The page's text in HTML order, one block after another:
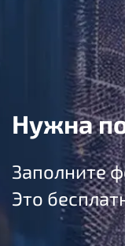
Нужна
Заполните
Это